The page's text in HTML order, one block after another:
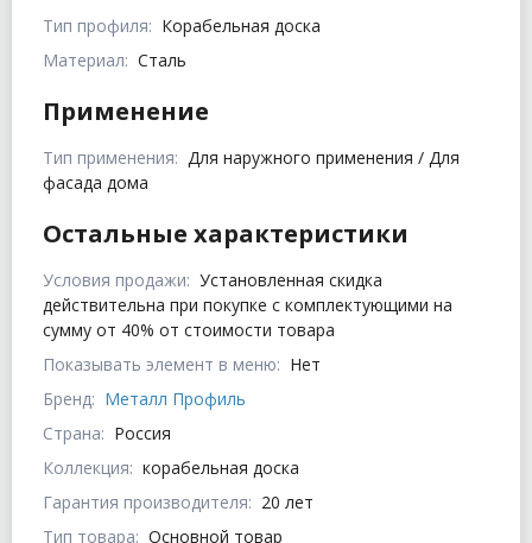
Тип профиля: Корабельная доска
Материал: Сталь
Применение
Тип применения: Для наружного применения / Для
фасада дома
Остальные характеристики
Условия продажи: Установленная скидка
действительна при покупке с комплектующими на
сумму от 40% от стоимости товара
Показывать элемент в меню: Нет
Бренд: Металл Профиль
Страна: Россия
Коллекция: корабельная доска
Гарантия производителя: 20 лет
Тип товара: Основной товар